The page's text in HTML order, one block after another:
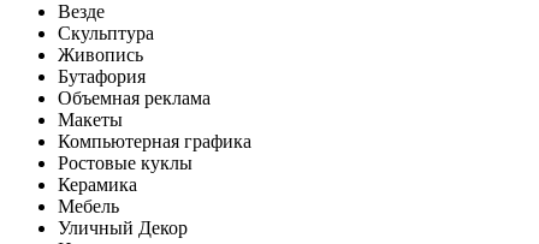
Везде
Скульптура
Живопись
Бутафория
Объемная реклама
Макеты
Компьютерная графика
Ростовые куклы
Керамика
Мебель
Уличный Декор